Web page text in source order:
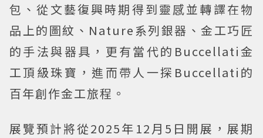
包、從文藝復興時期得到靈感並轉譯在物
品上的圖紋、Nature系列銀器、金工巧匠
的手法與器具，更有當代的Buccellati金
工頂級珠寶，進而帶人一探Buccellati的
百年創作金工旅程。
展覽預計將從2025年12月5日開展，展期